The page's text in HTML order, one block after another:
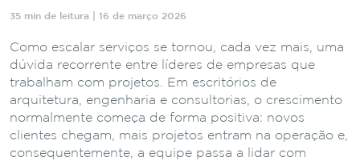
35 min de leitura | 16 de março 2026
Como escalar serviços se tornou, cada vez mais, uma
dúvida recorrente entre líderes de empresas que
trabalham com projetos. Em escritórios de
arquitetura, engenharia e consultorias, o crescimento
normalmente começa de forma positiva: novos
clientes chegam, mais projetos entram na operação e,
consequentemente, a equipe passa a lidar com